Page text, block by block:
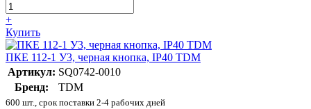
+
Купить
ПКЕ 112-1 У3, черная кнопка, IP40 TDM
Артикул: SQ0742-0010
Бренд:
TDM
600 шт., срок поставки 2-4 рабочих дней